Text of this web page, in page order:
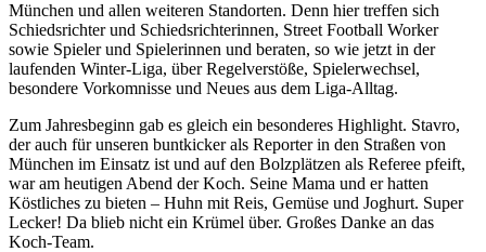
München und allen weiteren Standorten. Denn hier treffen sich
Schiedsrichter und Schiedsrichterinnen, Street Football Worker
sowie Spieler und Spielerinnen und beraten, so wie jetzt in der
laufenden Winter-Liga, über Regelverstöße, Spielerwechsel,
besondere Vorkomnisse und Neues aus dem Liga-Alltag.
Zum Jahresbeginn gab es gleich ein besonderes Highlight. Stavro,
der auch für unseren buntkicker als Reporter in den Straßen von
München im Einsatz ist und auf den Bolzplätzen als Referee pfeift,
war am heutigen Abend der Koch. Seine Mama und er hatten
Köstliches zu bieten – Huhn mit Reis, Gemüse und Joghurt. Super
Lecker! Da blieb nicht ein Krümel über. Großes Danke an das
Koch-Team.